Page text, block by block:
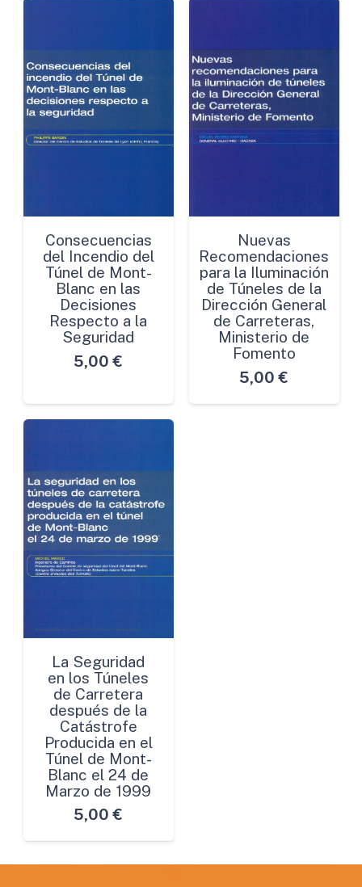
Consecuencias
del Incendio del
Túnel de Mont-
Blanc en las
Decisiones
Respecto a la
Seguridad
5,00 €
Nuevas
Recomendaciones
para la Iluminación
de Túneles de la
Dirección General
de Carreteras,
Ministerio de
Fomento
5,00 €
La Seguridad
en los Túneles
de Carretera
después de la
Catástrofe
Producida en el
Túnel de Mont-
Blanc el 24 de
Marzo de 1999
5,00 €